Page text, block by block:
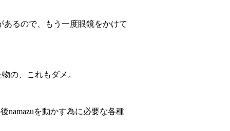
るので、もう一度眼鏡をかけて
の、これもダメ。
namazuを動かす為に必要な各種